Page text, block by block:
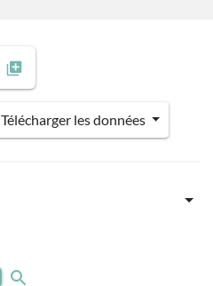
Télécharger les données